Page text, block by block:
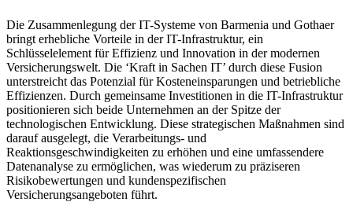
Die Zusammenlegung der IT-Systeme von Barmenia und Gothaer
bringt erhebliche Vorteile in der IT-Infrastruktur, ein
Schlüsselelement für Effizienz und Innovation in der modernen
Versicherungswelt. Die ‘Kraft in Sachen IT’ durch diese Fusion
unterstreicht das Potenzial für Kosteneinsparungen und betriebliche
Effizienzen. Durch gemeinsame Investitionen in die IT-Infrastruktur
positionieren sich beide Unternehmen an der Spitze der
technologischen Entwicklung. Diese strategischen Maßnahmen sind
darauf ausgelegt, die Verarbeitungs- und
Reaktionsgeschwindigkeiten zu erhöhen und eine umfassendere
Datenanalyse zu ermöglichen, was wiederum zu präziseren
Risikobewertungen und kundenspezifischen
Versicherungsangeboten führt.